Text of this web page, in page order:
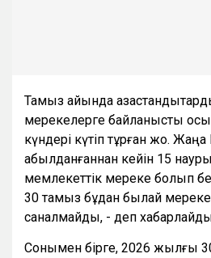
Тамыз айында
мерекелерге байланысты
күндері күтіп тұрған жоқ.
қабылданғаннан кейін 15
мемлекеттік мереке болып
30 тамыз бұдан былай
саналмайды, - деп
Сонымен бірге, 2026 жылғы